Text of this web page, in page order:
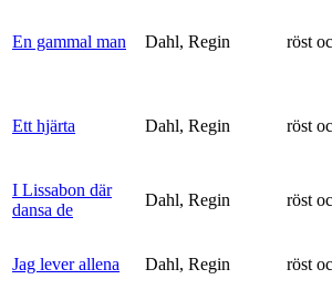
En gammal man Dahl, Regin röst
Ett hjärta Dahl, Regin röst
I Lissabon där
dansa de
Dahl, Regin röst
Jag lever allena Dahl, Regin röst